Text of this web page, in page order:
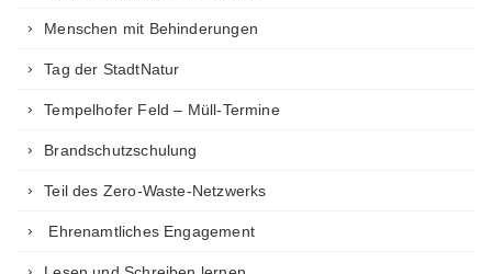
Menschen mit Behinderungen
Tag der StadtNatur
Tempelhofer Feld – Müll-Termine
Brandschutzschulung
Teil des Zero-Waste-Netzwerks
Ehrenamtliches Engagement